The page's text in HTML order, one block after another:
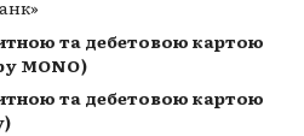
та дебетовою картою
MONO)
та дебетовою картою